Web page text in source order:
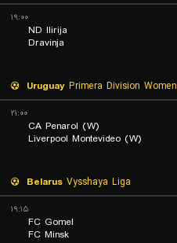
۱۹:۰۰
ND Ilirija
Dravinja
Uruguay Primera Division Women
۲۱:۰۰
CA Penarol (W)
Liverpool Montevideo (W)
Belarus Vysshaya Liga
۱۹:۱۵
FC Gomel
FC Minsk